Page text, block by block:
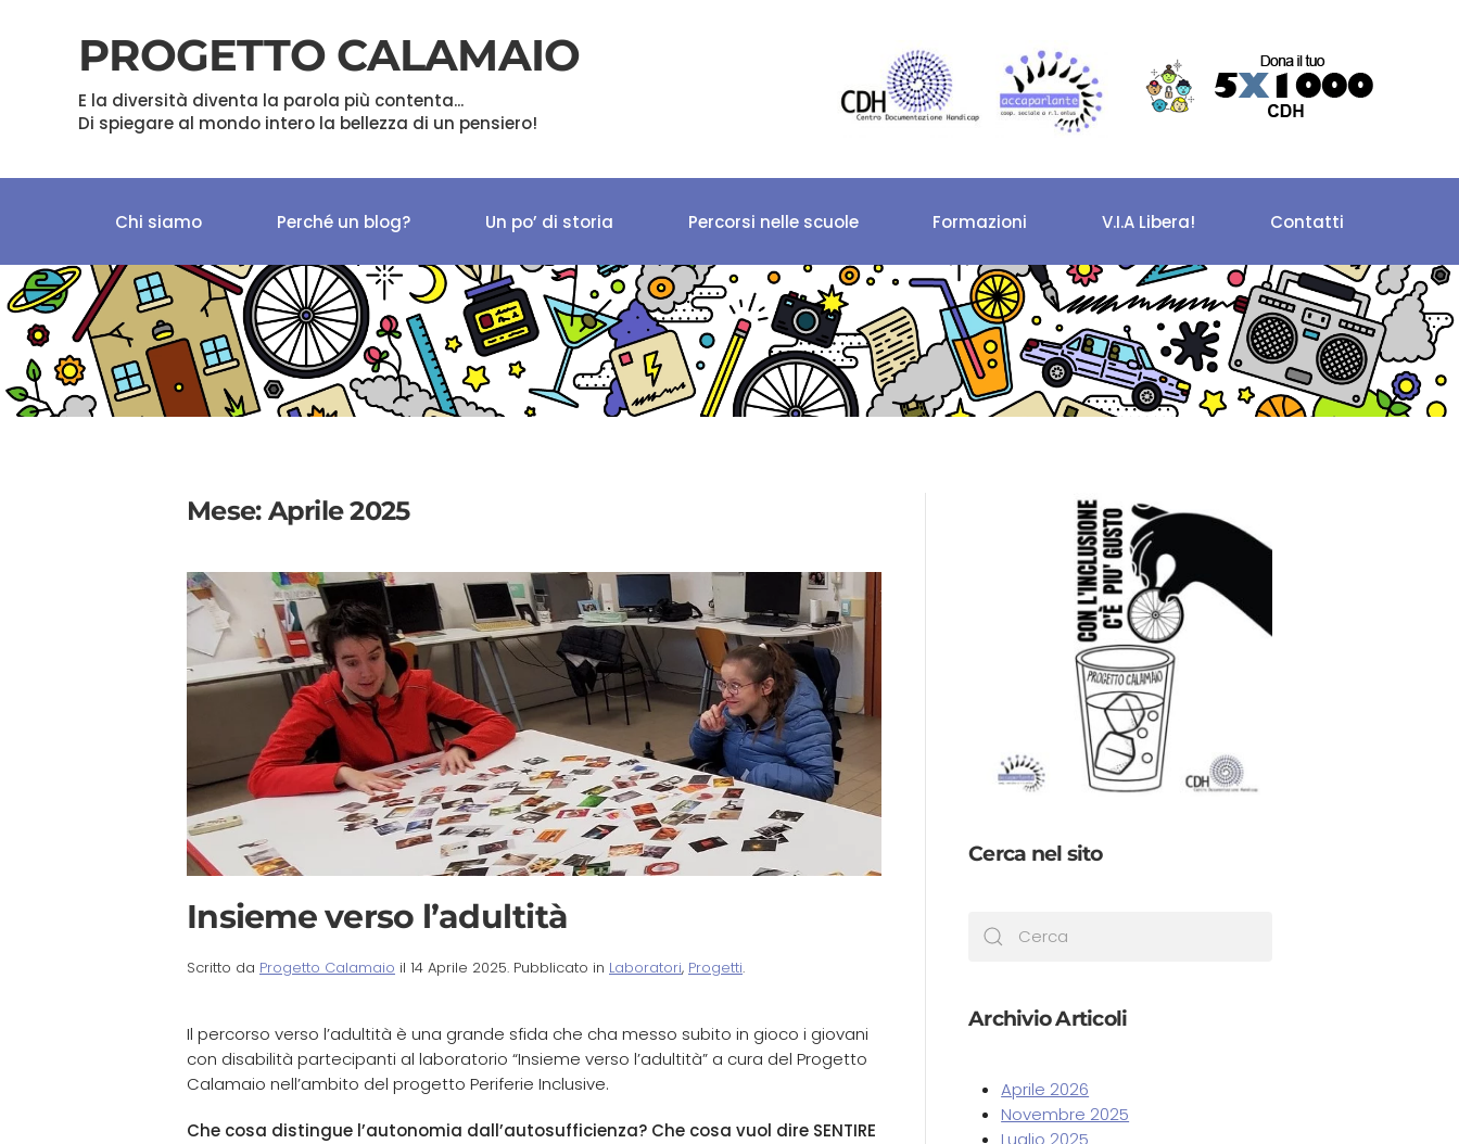
Skip to main content
PROGETTO CALAMAIO
E la diversità diventa la parola più contenta...
Di spiegare al mondo intero la bellezza di un pensiero!
Chi siamo Perché un blog? Un po’ di storia Percorsi nelle scuole Formazioni V.I.A Libera! Contatti
Mese: Aprile 2025
Insieme verso l’adultità
Scritto da Progetto Calamaio il 14 Aprile 2025. Pubblicato in Laboratori, Progetti.
Il percorso verso l’adultità è una grande sfida che cha messo subito in gioco i giovani
con disabilità partecipanti al laboratorio “Insieme verso l’adultità” a cura del Progetto
Calamaio nell’ambito del progetto Periferie Inclusive.
Che cosa distingue l’autonomia dall’autosufficienza? Che cosa vuol dire SENTIRE
Cerca nel sito
Archivio Articoli
Aprile 2026
Novembre 2025
Luglio 2025